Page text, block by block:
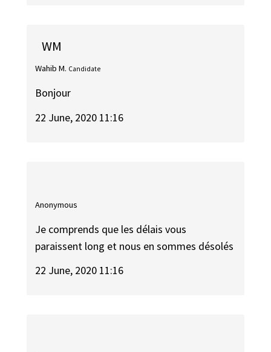
WM
Wahib M. Candidate
Bonjour
22 June, 2020 11:16
Anonymous
Je comprends que les délais vous
paraissent long et nous en sommes désolés
22 June, 2020 11:16